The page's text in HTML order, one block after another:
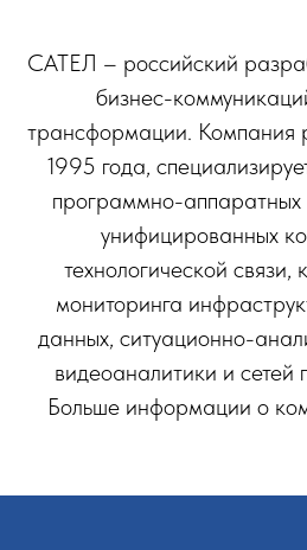
САТЕЛ – российский
бизнес-
трансформации. Компания
1995 года,
программно-
унифицированных
технологической связи,
мониторинга
данных, ситуационно-
видеоаналитики и сетей
Больше информации о